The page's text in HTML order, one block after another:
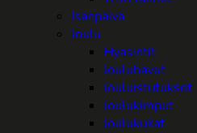
Isänpäivä
Joulu
Hyasintit
Jouluhavut
Jouluistutukset
Joulukimput
Joulukukat